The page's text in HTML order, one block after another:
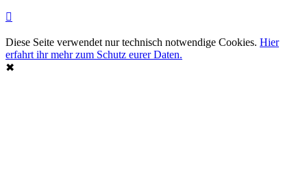
Diese Seite verwendet nur technisch notwendige Cookies. Hier
erfahrt ihr mehr zum Schutz eurer Daten.
✖